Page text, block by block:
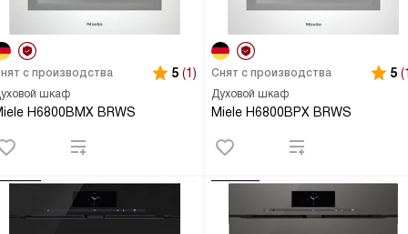
шкаф
H6800BMX BRWS
с производства 5 (1)
Духовой шкаф
Miele H6800BPX BRWS
Снят с производства 5